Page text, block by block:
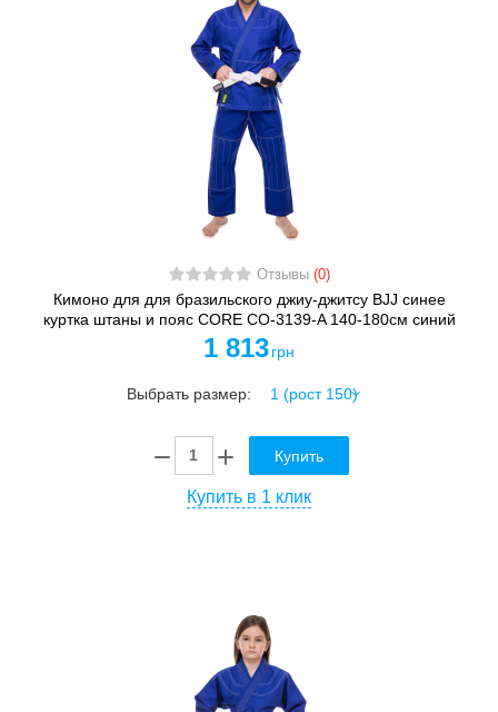
Отзывы (0)
Кимоно для для бразильского джиу-джитсу BJJ синее
куртка штаны и пояс CORE CO-3139-A 140-180см синий
1 813 грн
Выбрать размер:
Купить
Купить в 1 клик